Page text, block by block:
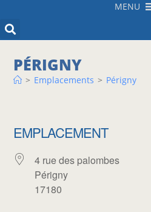
MENU
PÉRIGNY
> Emplacements > Périgny
EMPLACEMENT
4 rue des palombes
Périgny
17180